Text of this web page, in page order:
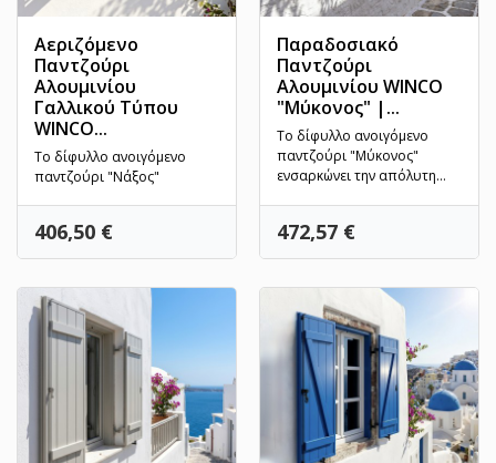
Αεριζόμενο
Παντζούρι
Αλουμινίου
Γαλλικού Τύπου
WINCO...
Το δίφυλλο ανοιγόμενο
παντζούρι "Νάξος"
νησιώτικη...
Τιμή
406,50 €
Παραδοσιακό
Παντζούρι
Αλουμινίου WINCO
"Μύκονος" |...
Το δίφυλλο ανοιγόμενο
παντζούρι "Μύκονος"
ενσαρκώνει την απόλυτη
Τιμή
472,57 €